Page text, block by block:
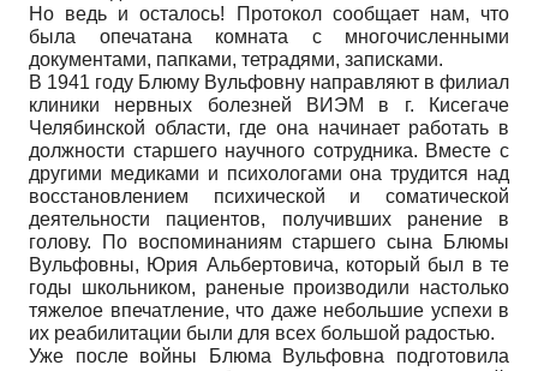
Но ведь и осталось! Протокол сообщает нам, что
была опечатана комната с многочисленными
документами, папками, тетрадями, записками.
В 1941 году Блюму Вульфовну направляют в филиал
клиники нервных болезней ВИЭМ в г. Кисегаче
Челябинской области, где она начинает работать в
должности старшего научного сотрудника. Вместе с
другими медиками и психологами она трудится над
восстановлением психической и соматической
деятельности пациентов, получивших ранение в
голову. По воспоминаниям старшего сына Блюмы
Вульфовны, Юрия Альбертовича, который был в те
годы школьником, раненые производили настолько
тяжелое впечатление, что даже небольшие успехи в
их реабилитации были для всех большой радостью.
Уже после войны Блюма Вульфовна подготовила